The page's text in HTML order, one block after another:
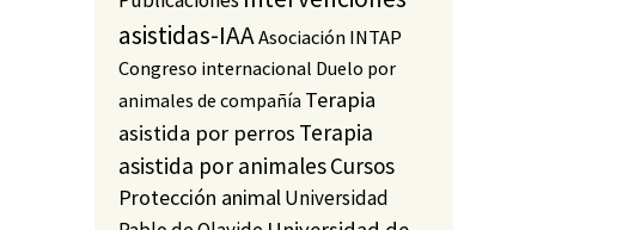
asistidas-IAAAsociación INTAP
Congreso internacional Duelo por
animales de compañía Terapia
asistida por perros Terapia
asistida por animalesCursos
Protección animalUniversidad